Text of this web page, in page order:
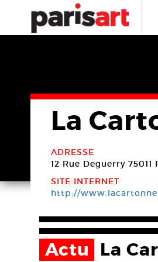
La
ADRESSE
12 Rue Deguerry 75011
SITE INTERNET
http://
Actu La